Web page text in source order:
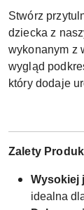
Stwórz
dziecka z
wykonanym z
wygląd
który dodaje
Zalety
Wysokiej
idealna